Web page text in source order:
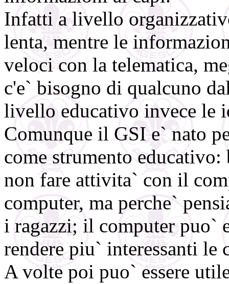
Infatti a livello
lenta, mentre le
veloci con la telematica,
c'e` bisogno di qualcuno
livello educativo invece le
Comunque il GSI e` nato
come strumento educativo:
non fare attivita` con il
computer, ma perche`
i ragazzi; il computer puo`
rendere piu` interessanti le
A volte poi puo` essere